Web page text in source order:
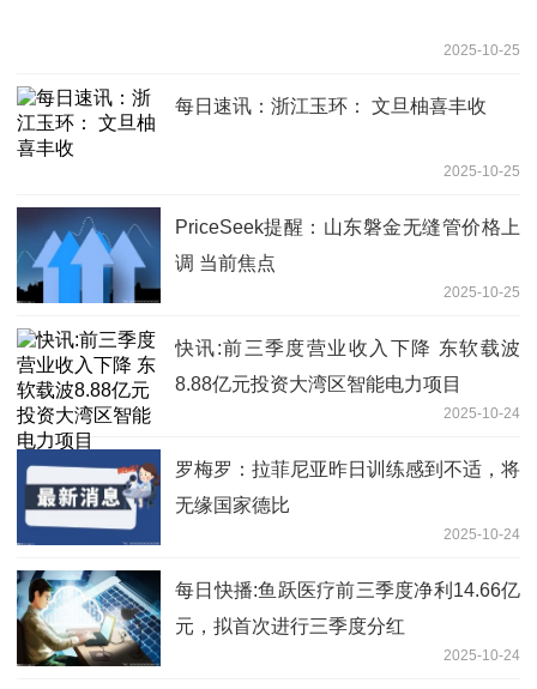
2025-10-25
每日速讯：浙江玉环： 文旦柚喜丰收
2025-10-25
PriceSeek提醒：山东磐金无缝管价格上
调 当前焦点
2025-10-25
快讯:前三季度营业收入下降 东软载波
8.88亿元投资大湾区智能电力项目
2025-10-24
罗梅罗：拉菲尼亚昨日训练感到不适，将
无缘国家德比
2025-10-24
每日快播:鱼跃医疗前三季度净利14.66亿
元，拟首次进行三季度分红
2025-10-24